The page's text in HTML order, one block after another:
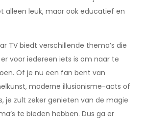
alleen leuk, maar ook educatief en
TV biedt verschillende thema’s die
voor iedereen iets is om naar te
Of je nu een fan bent van
moderne illusionisme-acts of
je zult zeker genieten van de magie
te bieden hebben. Dus ga er